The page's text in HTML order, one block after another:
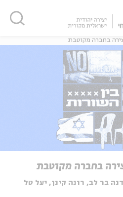
בחברה מקוטבת
בחברה מקוטבת
בר לב, רונה קינן, יעל טל